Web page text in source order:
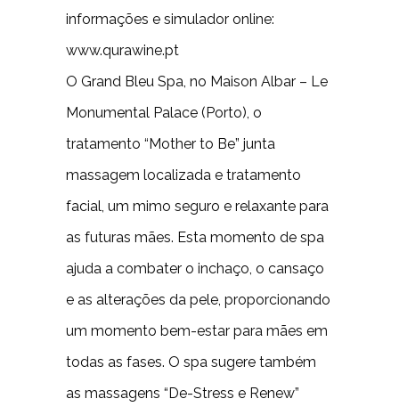
informações e simulador online:
www.qurawine.pt
O Grand Bleu Spa, no Maison Albar – Le
Monumental Palace (Porto), o
tratamento “Mother to Be” junta
massagem localizada e tratamento
facial, um mimo seguro e relaxante para
as futuras mães. Esta momento de spa
ajuda a combater o inchaço, o cansaço
e as alterações da pele, proporcionando
um momento bem-estar para mães em
todas as fases. O spa sugere também
as massagens “De-Stress e Renew”